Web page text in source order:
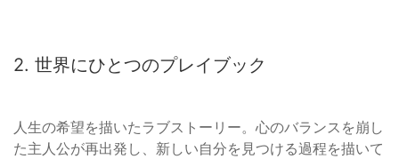
2. 世界にひとつのプレイブック
人生の希望を描いたラブストーリー。心のバランスを崩し
た主人公が再出発し、新しい自分を見つける過程を描いて